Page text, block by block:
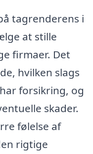
tagrenderens i
at stille
firmaer. Det
hvilken slags
forsikring, og
skader.
følelse af
rigtige